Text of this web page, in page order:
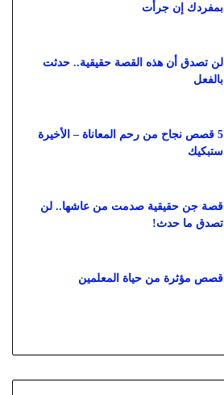
بمفردك إن جرأت
لن تصدق أن هذه القصة حقيقية.. حدثت
بالفعل
5 قصص نجاح من رحم المعاناة – الأخيرة
ستبكيك
قصة جن حقيقية صدمت من عاشها.. لن
تصدق ما حدث!
قصص مؤثرة من حياة المعلمين